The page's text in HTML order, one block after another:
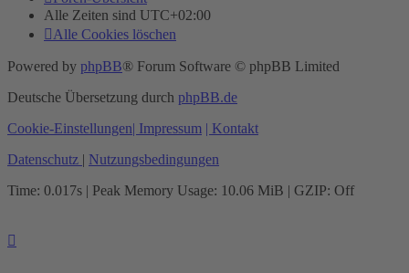
Alle Zeiten sind UTC+02:00
Alle Cookies löschen
Powered by phpBB® Forum Software © phpBB Limited
Deutsche Übersetzung durch phpBB.de
Cookie-Einstellungen| Impressum | Kontakt
Datenschutz | Nutzungsbedingungen
Time: 0.017s | Peak Memory Usage: 10.06 MiB | GZIP: Off